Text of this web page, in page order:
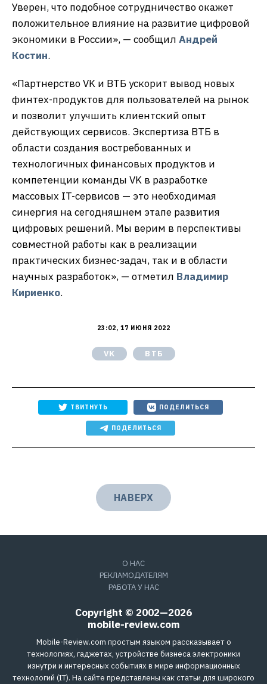
Уверен, что подобное сотрудничество окажет
положительное влияние на развитие цифровой
экономики в России», — сообщил Андрей
Костин.
«Партнерство VK и ВТБ ускорит вывод новых
финтех-продуктов для пользователей на рынок
и позволит улучшить клиентский опыт
действующих сервисов. Экспертиза ВТБ в
области создания востребованных и
технологичных финансовых продуктов и
компетенции команды VK в разработке
массовых IT-сервисов — это необходимая
синергия на сегодняшнем этапе развития
цифровых решений. Мы верим в перспективы
совместной работы как в реализации
практических бизнес-задач, так и в области
научных разработок», — отметил Владимир
Кириенко.
23:02, 17 ИЮНЯ 2022
VK ВТБ
ТВИТНУТЬ ПОДЕЛИТЬСЯ
ПОДЕЛИТЬСЯ
НАВЕРХ
О НАС
РЕКЛАМОДАТЕЛЯМ
РАБОТА У НАС
Copyright © 2002—2026
mobile-review.com
Mobile-Review.com простым языком рассказывает о
технологиях, гаджетах, устройстве бизнеса электроники
изнутри и интересных событиях в мире информационных
технологий (IT). На сайте представлены как статьи для широкого